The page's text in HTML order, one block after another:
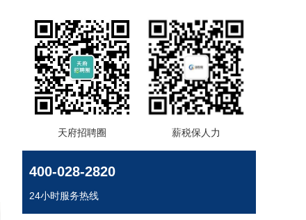
400-028-2820
24小时服务热线
天府招聘圈 薪税保人力